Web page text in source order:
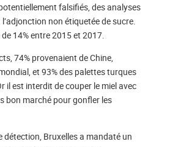
falsifiés, des analyses
non étiquetée de sucre.
14% entre 2015 et 2017.
74% provenaient de Chine,
et 93% des palettes turques
il est interdit de couper le miel avec
bon marché pour gonfler les
détection, Bruxelles a mandaté un